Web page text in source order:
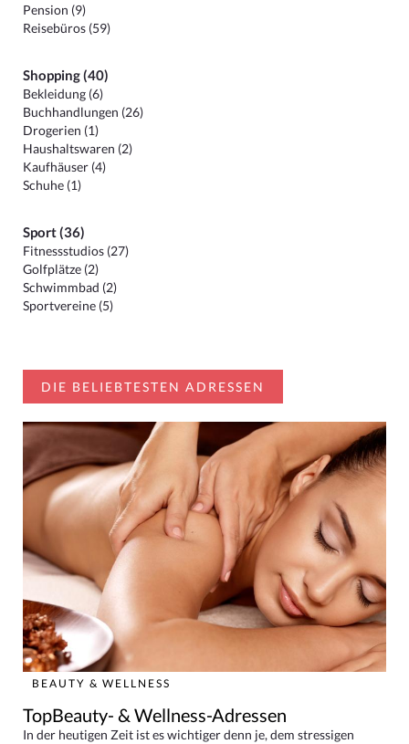
Pension (9)
Reisebüros (59)
Shopping (40)
Bekleidung (6)
Buchhandlungen (26)
Drogerien (1)
Haushaltswaren (2)
Kaufhäuser (4)
Schuhe (1)
Sport (36)
Fitnessstudios (27)
Golfplätze (2)
Schwimmbad (2)
Sportvereine (5)
DIE BELIEBTESTEN ADRESSEN
BEAUTY & WELLNESS
TopBeauty- & Wellness-Adressen
In der heutigen Zeit ist es wichtiger denn je, dem stressigen